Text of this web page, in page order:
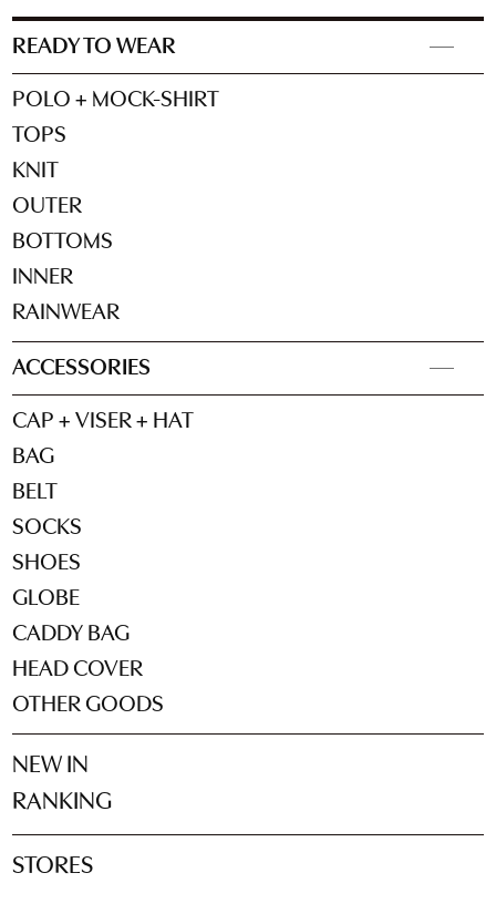
READY TO WEAR
POLO + MOCK-SHIRT
TOPS
KNIT
OUTER
BOTTOMS
INNER
RAINWEAR
ACCESSORIES
CAP + VISER + HAT
BAG
BELT
SOCKS
SHOES
GLOBE
CADDY BAG
HEAD COVER
OTHER GOODS
NEW IN
RANKING
STORES